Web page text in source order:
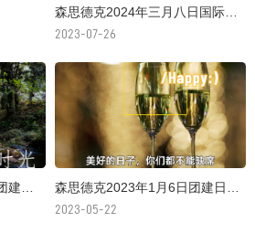
2023-07-26
森思德克2023年7月15日团建日——清远黄腾峡两日游 森思德克2023年1月6日团建日——御临门温泉
2023-05-22